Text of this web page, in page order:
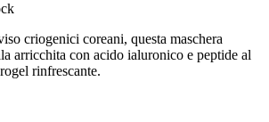
criogenici coreani, questa maschera
arricchita con acido ialuronico e peptide al
rinfrescante.